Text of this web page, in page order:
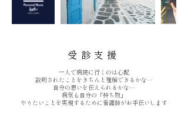
受診 支援
一人で病院に行くのは心配
説明されたことをきちんと理解できるかな…
自分の思いを伝えられるかな…
病気も自分の「持ち物」
やりたいことを実現するために ​看護師がお手伝いします